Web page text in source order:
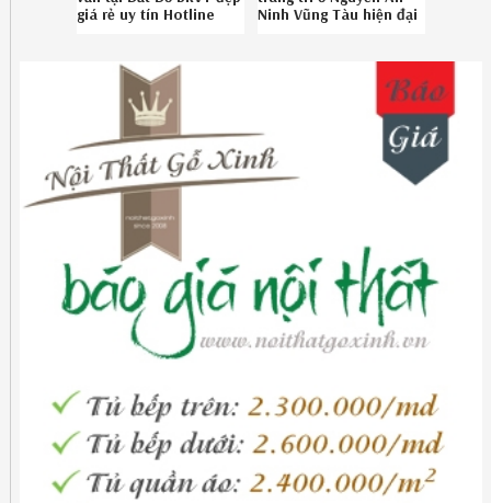
giá rẻ uy tín Hotline
Ninh Vũng Tàu hiện đại